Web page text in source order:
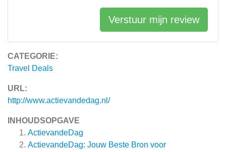
CATEGORIE:
Travel Deals
URL:
http://www.actievandedag.nl/
INHOUDSOPGAVE
ActievandeDag
ActievandeDag: Jouw Beste Bron voor
Verstuur mijn review